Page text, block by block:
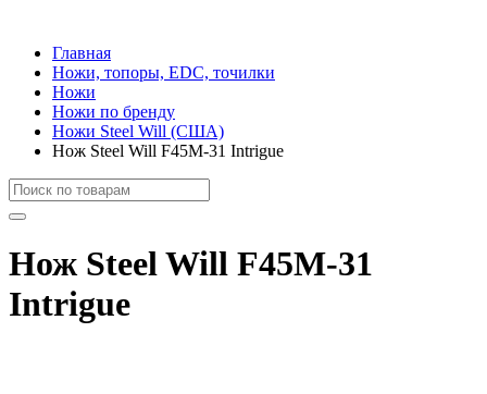
Главная
Ножи, топоры, EDC, точилки
Ножи
Ножи по бренду
Ножи Steel Will (США)
Нож Steel Will F45M-31 Intrigue
Нож Steel Will F45M-31
Intrigue